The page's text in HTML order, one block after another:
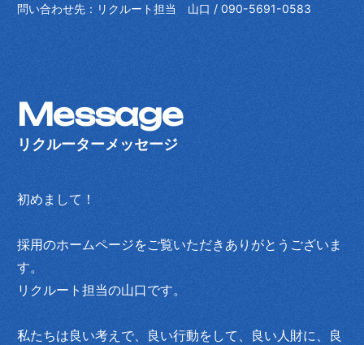
問い合わせ先：リクルート担当 山口 / 090-5691-0583
Message
リクルーターメッセージ
初めまして！
採用のホームページをご覧いただきありがとうございま
す。
リクルート担当の山口です。
私たちは良い考えで、良い行動をして、良い人財に、良